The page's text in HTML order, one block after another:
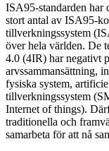
ISA95-standarden har
stort antal av ISA95-
tillverkningssystem
över hela världen. De
4.0 (4IR) har negativt
arvssammansättning,
fysiska system,
tillverkningssystem
Internet of things).
traditionella och
samarbeta för att nå